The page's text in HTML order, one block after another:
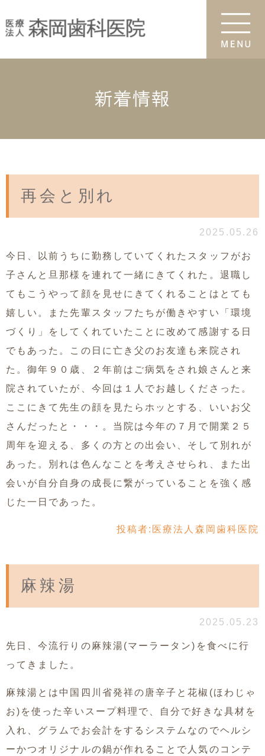
新着情報
再会と別れ
2025.05.26
今日、以前うちに勤務していてくれたスタッフがお
子さんと旦那様を連れて一緒にきてくれた。退職し
てもこうやって顔を見せにきてくれることはとても
嬉しい。また先輩スタッフたちが働きやすい「環境
づくり」をしてくれていたことに改めて感謝する日
でもあった。この日に亡き父のお友達も来院され
た。御年９０歳、２年前はご病気をされ娘さんと来
院されていたが、今回は１人でお越しくださった。
ここにきて先生の顔を見たらホッとする、いいお父
さんだったと・・・。当院は今年の７月で開業２５
周年を迎える、多くの方との出会い、そして別れが
あった。別れは色んなことを考えさせられ、また出
会いが自分自身の成長に繋がっていることを強く感
じた一日であった。
投稿者: 医療法人森岡歯科医院
麻辣湯
2025.05.23
先日、今流行りの麻辣湯(マーラータン)を食べに行
ってきました。
麻辣湯とは中国四川省発祥の唐辛子と花椒(ほわじゃ
お)を使った辛いスープ料理で、自分で好きな具材を
入れ、グラムでお会計をするシステムなのでヘルシ
ーかつオリジナルの鍋が作れることで人気のコンテ